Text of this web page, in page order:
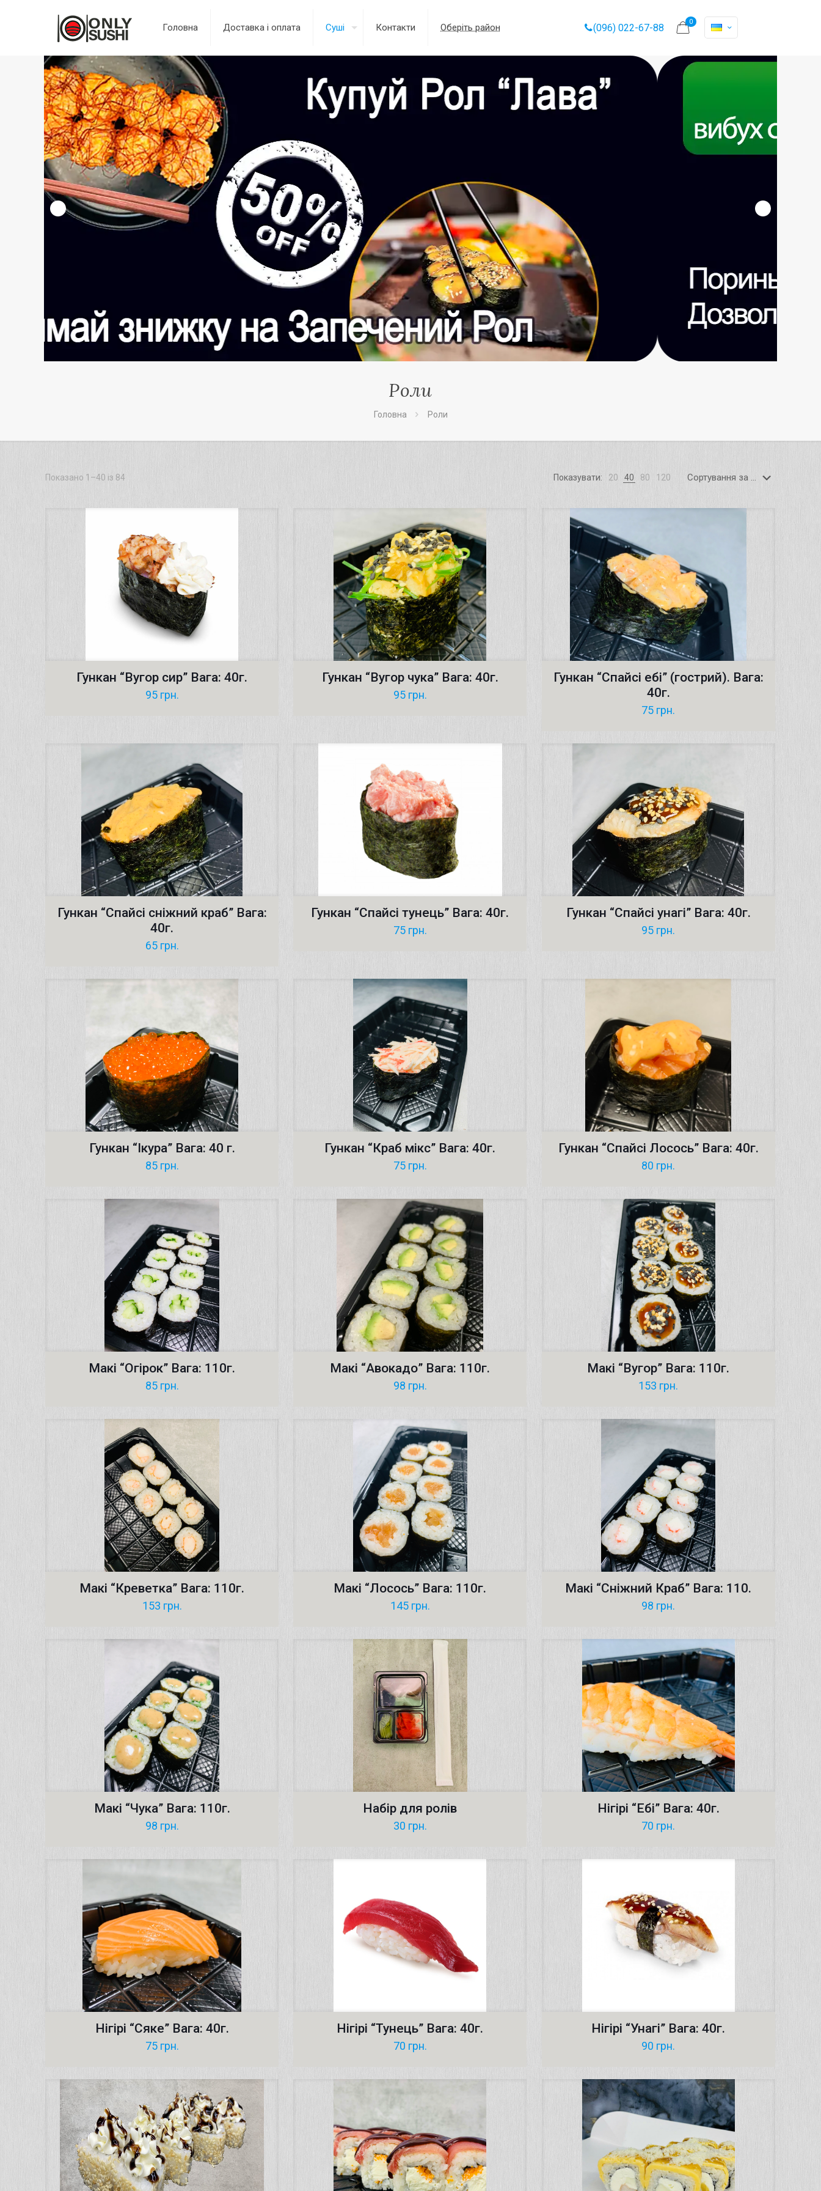
Головна Доставка і оплата Суші Контакти Оберіть район (096) 022-67-88
0
Роли
Головна Роли
Показано 1–40 із 84 Показувати: 20 40 80 120
Гункан “Bугор сир” Вага: 40г.
95 грн.
Гункан “Bугор чука” Вага: 40г.
95 грн.
Гункан “Cпайсі ебі” (гострий). Вага:
40г.
75 грн.
Гункан “Cпайсі сніжний краб” Вага:
40г.
65 грн.
Гункан “Cпайсі тунець” Вага: 40г.
75 грн.
Гункан “Cпайсі унагi” Вага: 40г.
95 грн.
Гункан “Ікура” Вага: 40 г.
85 грн.
Гункан “Краб мікс” Вага: 40г.
75 грн.
Гункан “Спайсі Лосось” Вага: 40г.
80 грн.
Макі “Oгірок” Вага: 110г.
85 грн.
Макі “Авокадо” Вага: 110г.
98 грн.
Макі “Вугор” Вага: 110г.
153 грн.
Макі “Креветка” Вага: 110г.
153 грн.
Макі “Лосось” Вага: 110г.
145 грн.
Макі “Сніжний Краб” Вага: 110.
98 грн.
Макі “Чука” Вага: 110г.
98 грн.
Набір для ролів
30 грн.
Нігірі “Ебі” Вага: 40г.
70 грн.
Нігірі “Сяке” Вага: 40г.
75 грн.
Нігірі “Тунець” Вага: 40г.
70 грн.
Нігірі “Унагі” Вага: 40г.
90 грн.